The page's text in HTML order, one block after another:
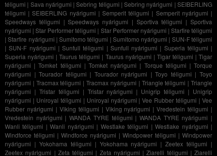
téligumi | Sava nyárigumi |Sebring téligumi |Sebring nyárigumi |SEIBERLING
téligumi |SEIBERLING nyárigumi |Semperit téligumi | Semperit nyárigumi |
Speedways téligumi |Speedways nyárigumi | Sportiva téligumi |Sportiva
nyárigumi |Star Performer téligumi | Star Performer nyárigumi | Starfire téligumi
|Starfire nyárigumi |Sumitomo téligumi | Sumitomo nyárigumi | SUN-F téligumi
|SUN-F nyárigumi | Sunfull téligumi | Sunfull nyárigumi | Superia téligumi |
Superia nyárigumi |Taurus téligumi | Taurus nyárigumi | Tigar téligumi |Tigar
nyárigumi |Tomket téligumi | Tomket nyárigumi | Torque téligumi |Torque
nyárigumi |Tourador téligumi | Tourador nyárigumi |Toyo téligumi |Toyo
nyárigumi | Tracmax téligumi |Tracmax nyárigumi | Triangle téligumi |Triangle
nyárigumi | Tristar téligumi | Tristar nyárigumi | Unigrip téligumi | Unigrip
nyárigumi | Uniroyal téligumi | Uniroyal nyárigumi |Vee Rubber téligumi |Vee
Rubber nyárigumi | Viking téligumi | Viking nyárigumi |Vredestein téligumi |
Vredestein nyárigumi |WANDA TYRE téligumi | WANDA TYRE nyárigumi |
Wanli téligumi |Wanli nyárigumi | Westlake téligumi |Westlake nyárigumi |
Windforce téligumi | Windforce nyárigumi | Windpower téligumi | Windpower
nyárigumi | Yokohama téligumi | Yokohama nyárigumi |Zeetex téligumi |
Zeetex nyárigumi | Zeta téligumi | Zeta nyárigumi |Ziarelli téligumi | Ziarelli